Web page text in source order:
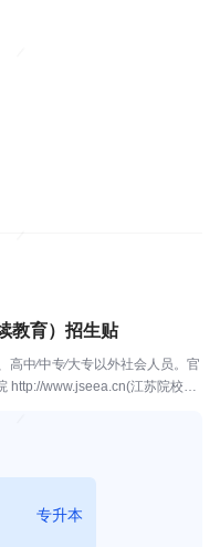
教育）招生贴
中∕中专∕大专以外社会人员。官
http://www.jseea.cn(江苏院校）
专升本